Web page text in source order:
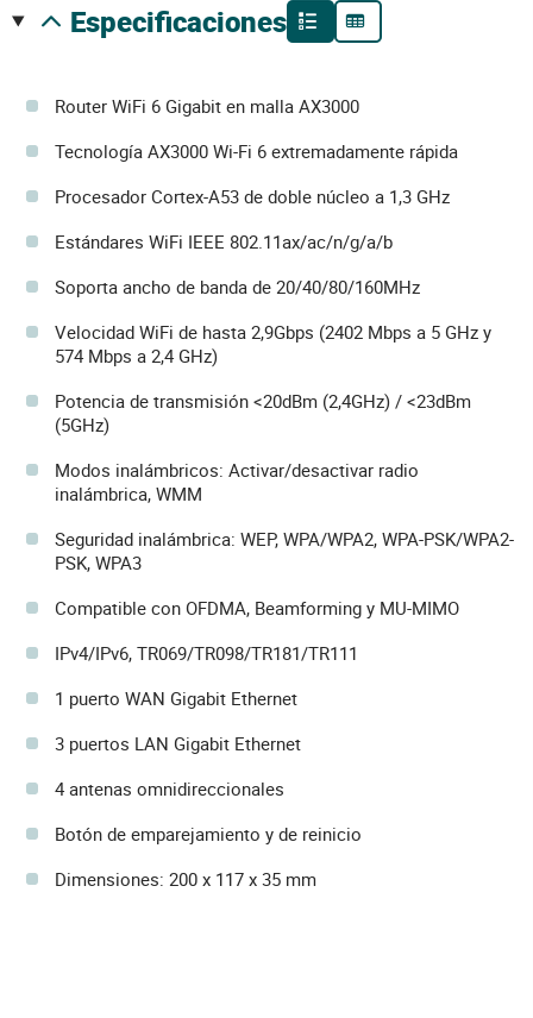
especificaciones
Router WiFi 6 Gigabit en malla AX3000
Tecnología AX3000 Wi-Fi 6 extremadamente rápida
Procesador Cortex-A53 de doble núcleo a 1,3 GHz
Estándares WiFi IEEE 802.11ax/ac/n/g/a/b
Soporta ancho de banda de 20/40/80/160MHz
Velocidad WiFi de hasta 2,9Gbps (2402 Mbps a 5 GHz y
574 Mbps a 2,4 GHz)
Potencia de transmisión <20dBm (2,4GHz) / <23dBm
(5GHz)
Modos inalámbricos: Activar/desactivar radio
inalámbrica, WMM
Seguridad inalámbrica: WEP, WPA/WPA2, WPA-PSK/WPA2-
PSK, WPA3
Compatible con OFDMA, Beamforming y MU-MIMO
IPv4/IPv6, TR069/TR098/TR181/TR111
1 puerto WAN Gigabit Ethernet
3 puertos LAN Gigabit Ethernet
4 antenas omnidireccionales
Botón de emparejamiento y de reinicio
Dimensiones: 200 x 117 x 35 mm